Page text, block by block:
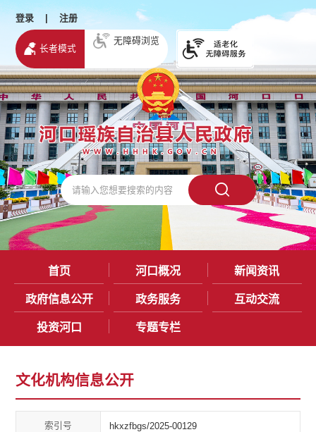
登录 | 注册
长者模式
无障碍浏览
首页 河口概况 新闻资讯
政府信息公开 政务服务 互动交流
投资河口 专题专栏
文化机构信息公开
索引号 hkxzfbgs/2025-00129